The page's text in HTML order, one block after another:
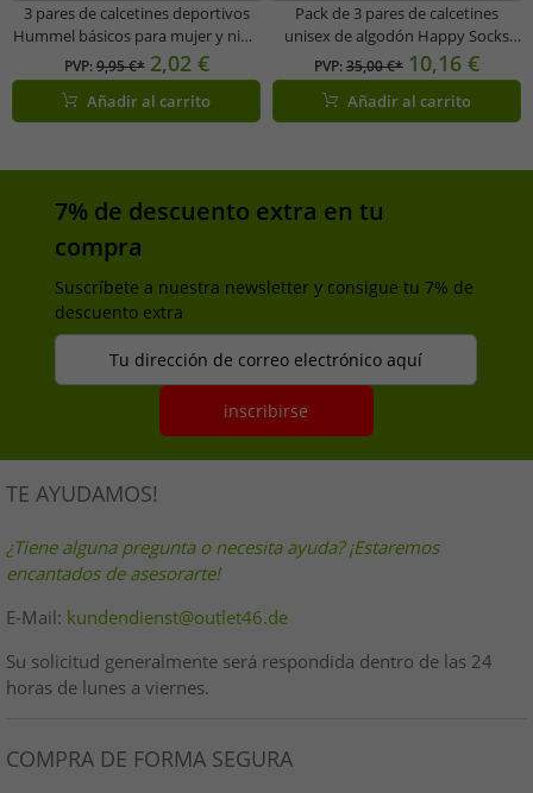
3 pares de calcetines deportivos
Hummel básicos para mujer y niño
con encaje en contraste, de
algodón, 022030-2001, negros.
PVP:9,95 €* 2,02 €
Añadir al carrito
Pack de 3 pares de calcetines
unisex de algodón Happy Socks
con estampado de caritas
sonrientes, ideales para el día a día,
en caja de regalo XSMY08-6700
(Amarillo/Negro/Azul)
PVP:35,00 €* 10,16 €
Añadir al carrito
7% de descuento extra en tu
compra
Suscríbete a nuestra newsletter y consigue tu 7% de
descuento extra
Tu dirección de correo electrónico aquí
inscribirse
TE AYUDAMOS!
¿Tiene alguna pregunta o necesita ayuda? ¡Estaremos
encantados de asesorarte!
E-Mail: kundendienst@outlet46.de
Su solicitud generalmente será respondida dentro de las 24
horas de lunes a viernes.
COMPRA DE FORMA SEGURA